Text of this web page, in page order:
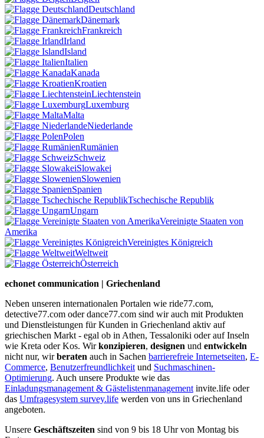
Deutschland
Dänemark
Frankreich
Irland
Island
Italien
Kanada
Kroatien
Liechtenstein
Luxemburg
Malta
Niederlande
Polen
Rumänien
Schweiz
Slowakei
Slowenien
Spanien
Tschechische Republik
Ungarn
Vereinigte Staaten von
Amerika
Vereinigtes Königreich
Weltweit
Österreich
echonet communication | Griechenland
Neben unseren internationalen Portalen wie ride77.com,
detective77.com oder dance77.com sind wir auch mit Produkten
und Dienstleistungen für Kunden in Griechenland aktiv auf
griechischen Markt - egal ob in Athen, Tessaloniki oder auf Inseln
wie Kreta oder Kos. Wirkonzipieren, designen und entwickeln
nicht nur, wirberaten auch in Sachen barrierefreie Internetseiten, E-
Commerce, Benutzerfreundlichkeit und Suchmaschinen-
Optimierung. Auch unsere Produkte wie das
Einladungsmanagement & Gästelistenmanagement invite.life oder
das Umfragesystem survey.life werden von uns in Griechenland
angeboten.
Unsere Geschäftszeiten sind von 9 bis 18 Uhr von Montag bis